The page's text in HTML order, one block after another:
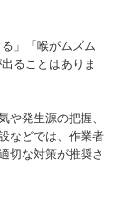
」「喉がムズム
ることはありま
や発生源の把握、
などでは、作業者
切な対策が推奨さ